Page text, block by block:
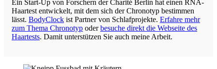
Ein Start-Up von Forschern der Charité Berlin hat einen RNA-
Haartest entwickelt, mit dem sich der Chronotyp bestimmen
lässt. BodyClock ist Partner von Schlafprojekte. Erfahre mehr
zum Thema Chronotyp oderbesuche direkt die Webseite des
Haartests. Damit unterstützen Sie auch meine Arbeit.